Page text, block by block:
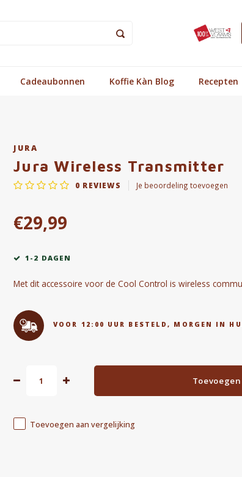
Cadeaubonnen Koffie Kàn Blog Recepten
JURA
Jura Wireless Transmitter
0 REVIEWS Je beoordeling toevoegen
€29,99
1-2 DAGEN
Met dit accessoire voor de Cool Control is wireless
VOOR 12:00 UUR BESTELD, MORGEN IN
Toevoegen aan vergelijking